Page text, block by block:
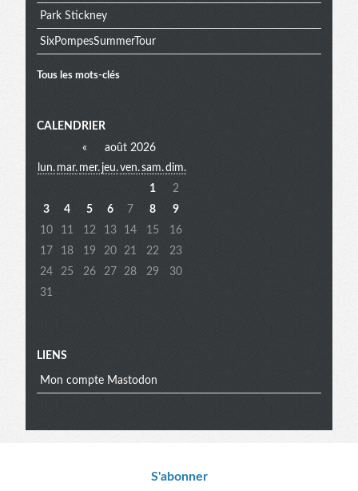
Park Stickney
SixPompesSummerTour
Tous les mots-clés
Menu
extra
CALENDRIER
«
août 2026
lun. mar. mer. jeu.ven.sam.dim.
1
2
3
4 5 6 7 8
9
10
11 12 13 14 15
16
17
18 19 20 21 22
23
24
25 26 27 28 29
30
31
LIENS
Mon compte Mastodon
S'abonner